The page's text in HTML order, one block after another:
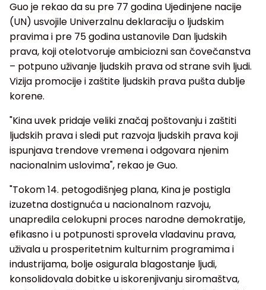
Guo je rekao da su pre 77 godina Ujedinjene nacije
(UN) usvojile Univerzalnu deklaraciju o ljudskim
pravima i pre 75 godina ustanovile Dan ljudskih
prava, koji otelotvoruje ambiciozni san čovečanstva
– potpuno uživanje ljudskih prava od strane svih ljudi.
Vizija promocije i zaštite ljudskih prava pušta dublje
korene.
"Kina uvek pridaje veliki značaj poštovanju i zaštiti
ljudskih prava i sledi put razvoja ljudskih prava koji
ispunjava trendove vremena i odgovara njenim
nacionalnim uslovima", rekao je Guo.
"Tokom 14. petogodišnjeg plana, Kina je postigla
izuzetna dostignuća u nacionalnom razvoju,
unapredila celokupni proces narodne demokratije,
efikasno i u potpunosti sprovela vladavinu prava,
uživala u prosperitetnim kulturnim programima i
industrijama, bolje osigurala blagostanje ljudi,
konsolidovala dobitke u iskorenjivanju siromaštva,